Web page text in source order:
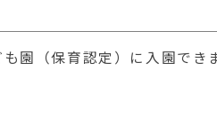
園（保育認定）に入園でき